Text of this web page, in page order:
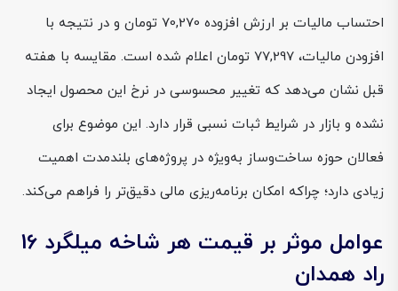
احتساب مالیات بر ارزش افزوده 70,270 تومان و در نتیجه با
افزودن مالیات، 77,297 تومان اعلام شده است. مقایسه با هفته
قبل نشان می‌دهد که تغییر محسوسی در نرخ این محصول ایجاد
نشده و بازار در شرایط ثبات نسبی قرار دارد. این موضوع برای
فعالان حوزه ساخت‌وساز به‌ویژه در پروژه‌های بلندمدت اهمیت
زیادی دارد؛ چراکه امکان برنامه‌ریزی مالی دقیق‌تر را فراهم می‌کند.
عوامل موثر بر قیمت هر شاخه میلگرد 16
راد همدان